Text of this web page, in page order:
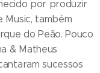
por produzir
Music, também
do Peão. Pouco
& Matheus
sucessos